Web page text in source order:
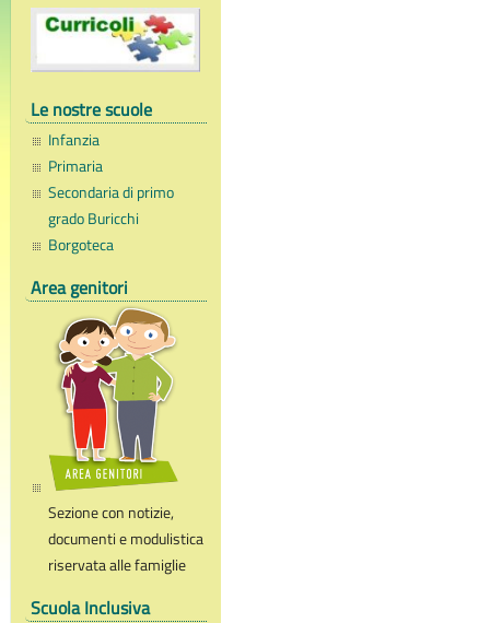
Le nostre scuole
Infanzia
Primaria
Secondaria di primo
grado Buricchi
Borgoteca
Area genitori
Sezione con notizie,
documenti e modulistica
riservata alle famiglie
Scuola Inclusiva